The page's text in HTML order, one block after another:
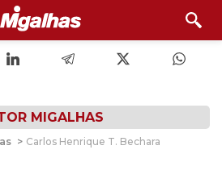
MIGALHAS
> Carlos Henrique T. Bechara